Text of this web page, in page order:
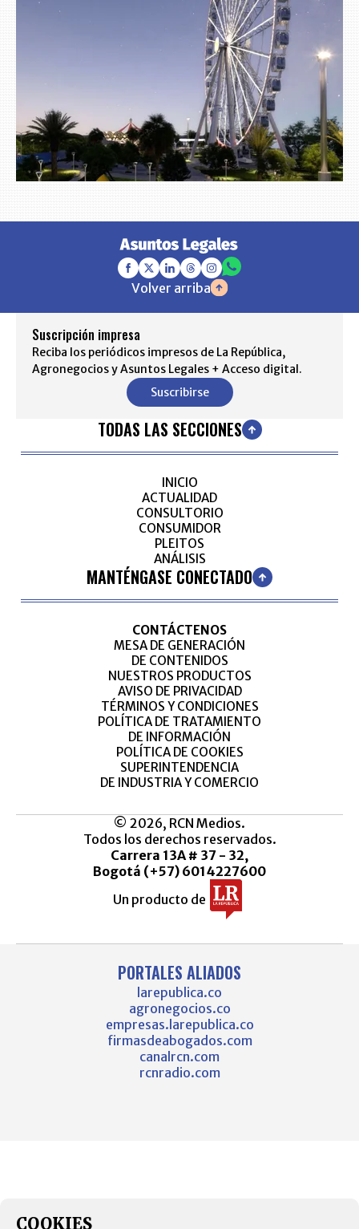
Volver arriba
Suscripción impresa
Reciba los periódicos impresos de La República,
Agronegocios y Asuntos Legales + Acceso digital.
Suscribirse
TODAS LAS SECCIONES
INICIO
ACTUALIDAD
CONSULTORIO
CONSUMIDOR
PLEITOS
ANÁLISIS
MANTÉNGASE CONECTADO
CONTÁCTENOS
MESA DE GENERACIÓN
DE CONTENIDOS
NUESTROS PRODUCTOS
AVISO DE PRIVACIDAD
TÉRMINOS Y CONDICIONES
POLÍTICA DE TRATAMIENTO
DE INFORMACIÓN
POLÍTICA DE COOKIES
SUPERINTENDENCIA
DE INDUSTRIA Y COMERCIO
© 2026, RCN Medios.
Todos los derechos reservados.
Carrera 13A # 37 - 32,
Bogotá (+57) 6014227600
Un producto de
PORTALES ALIADOS
larepublica.co
agronegocios.co
empresas.larepublica.co
firmasdeabogados.com
canalrcn.com
rcnradio.com
COOKIES